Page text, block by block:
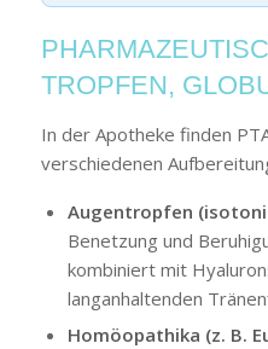
TROPFEN,
In der Apotheke finden
verschiedenen
Augentropfen
Benetzung und
kombiniert mit
langanhaltenden
Homöopathika (z. B.